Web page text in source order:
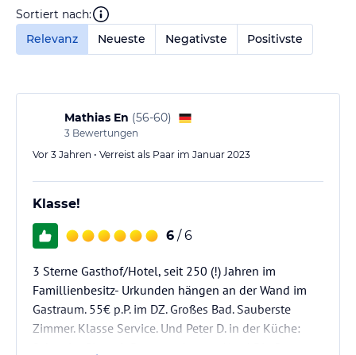
Sortiert nach:
Relevanz
Neueste Negativste Positivste
Mathias En (56-60)
3 Bewertungen
Vor 3 Jahren • Verreist als Paar im Januar 2023
Klasse!
6 / 6
3 Sterne Gasthof/Hotel, seit 250 (!) Jahren im
Famillienbesitz- Urkunden hängen an der Wand im
Gastraum. 55€ p.P. im DZ. Großes Bad. Sauberste
Zimmer. Klasse Service. Und Peter D. in der Küche: